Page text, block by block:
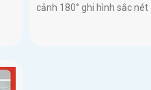
cảnh 180° ghi hình sắc nét